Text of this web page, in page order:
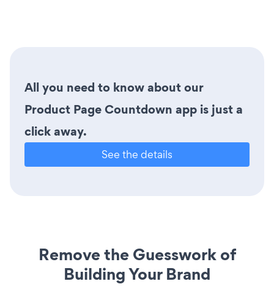
All you need to know about our
Product Page Countdown app is just a
click away.
See the details
Remove the Guesswork of
Building Your Brand